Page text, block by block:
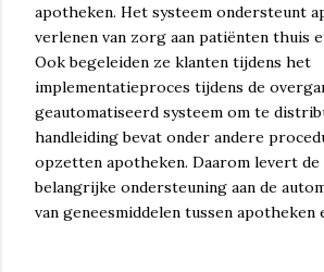
apotheken. Het systeem ondersteunt
verlenen van zorg aan patiënten thuis
Ook begeleiden ze klanten tijdens het
implementatieproces tijdens de
geautomatiseerd systeem om te
handleiding bevat onder andere
opzetten apotheken. Daarom levert
belangrijke ondersteuning aan de
van geneesmiddelen tussen apotheken